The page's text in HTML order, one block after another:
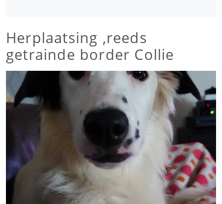
Herplaatsing ,reeds
getrainde border Collie